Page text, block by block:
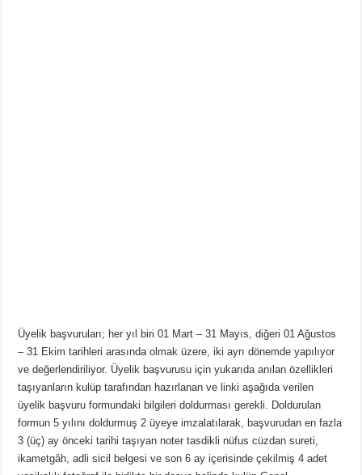
Üyelik başvuruları; her yıl biri 01 Mart – 31 Mayıs, diğeri 01 Ağustos
– 31 Ekim tarihleri arasında olmak üzere, iki ayrı dönemde yapılıyor
ve değerlendiriliyor. Üyelik başvurusu için yukarıda anılan özellikleri
taşıyanların kulüp tarafından hazırlanan ve linki aşağıda verilen
üyelik başvuru formundaki bilgileri doldurması gerekli. Doldurulan
formun 5 yılını doldurmuş 2 üyeye imzalatılarak, başvurudan en fazla
3 (üç) ay önceki tarihi taşıyan noter tasdikli nüfus cüzdan sureti,
ikametgâh, adli sicil belgesi ve son 6 ay içerisinde çekilmiş 4 adet